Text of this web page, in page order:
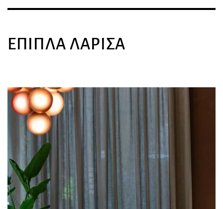
ΈΠΙΠΛΑ ΛΆΡΙΣΑ